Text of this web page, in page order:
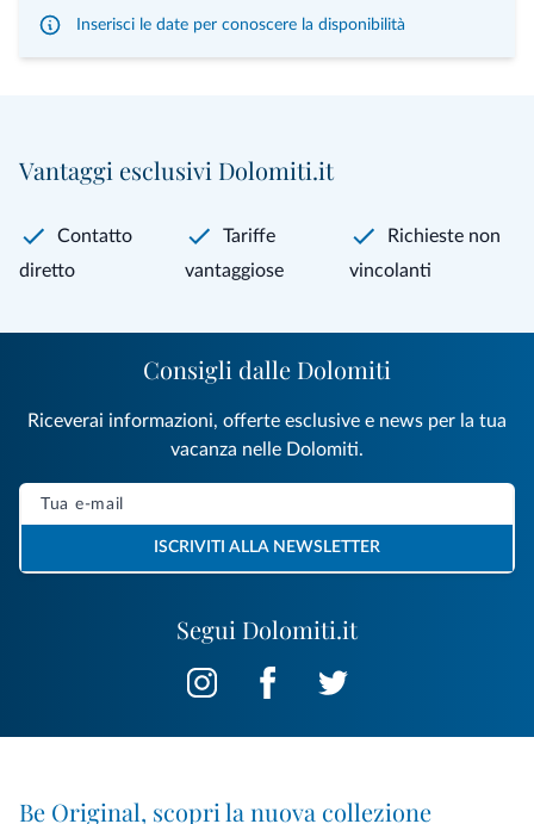
Inserisci le date per conoscere la disponibilità
Vantaggi esclusivi Dolomiti.it
Contatto
diretto
Tariffe
vantaggiose
Richieste non
vincolanti
Segui Dolomiti.it
Consigli dalle Dolomiti
Riceverai informazioni, offerte esclusive e news per la tua
vacanza nelle Dolomiti.
ISCRIVITI ALLA NEWSLETTER
Be Original, scopri la nuova collezione